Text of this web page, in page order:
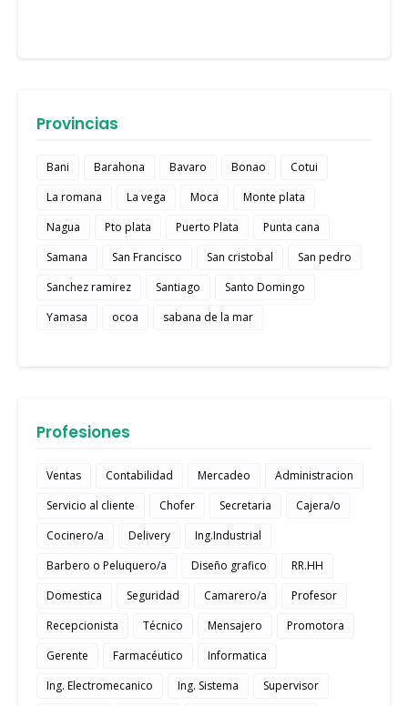
Provincias
Bani Barahona Bavaro Bonao
Cotui
La romana
La vega Moca
Monte plata
Nagua
Pto plata Puerto Plata
Punta cana
Samana
San Francisco San cristobal
San pedro
Sanchez ramirez
Santiago
Santo Domingo
Yamasa
ocoa sabana de la mar
Profesiones
Ventas Contabilidad Mercadeo
Administracion
Servicio al cliente
Chofer Secretaria
Cajera/o
Cocinero/a
Delivery
Ing.Industrial
Barbero o Peluquero/a
Diseño grafico
RR.HH
Domestica
Seguridad Camarero/a
Profesor
Recepcionista
Técnico Mensajero
Promotora
Gerente
Farmacéutico
Informatica
Ing. Electromecanico
Ing. Sistema
Supervisor